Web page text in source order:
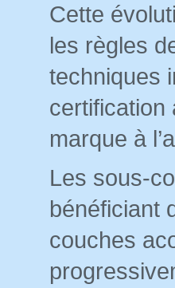
Cette
les règles
techniques
certification
marque à
Les sous-
bénéficiant
couches